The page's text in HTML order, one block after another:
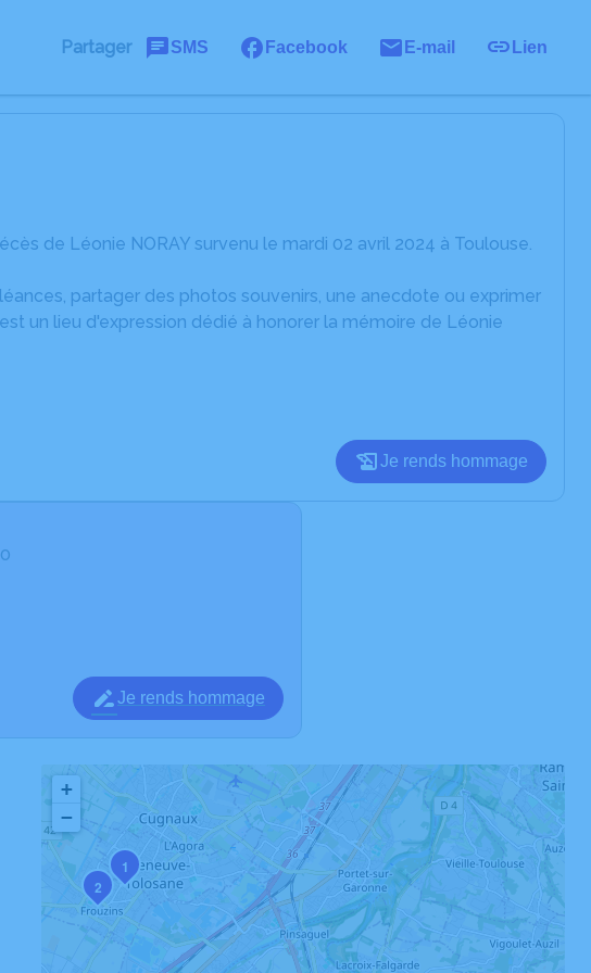
Partager SMS Facebook E-mail Lien
de Léonie NORAY survenu le mardi 02 avril 2024 à Toulouse.
partager des photos souvenirs, une anecdote ou exprimer
un lieu d'expression dédié à honorer la mémoire de Léonie
Je rends hommage
Je rends hommage
1
2
+
−